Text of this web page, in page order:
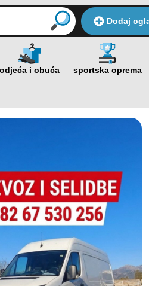
Dodaj